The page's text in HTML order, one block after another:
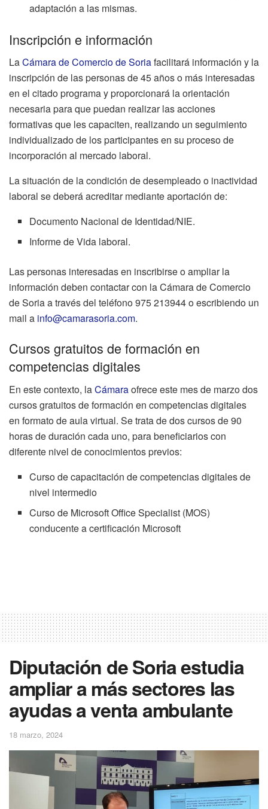
adaptación a las mismas.
Inscripción e información
LaCámara de Comercio de Soriafacilitará información y la
inscripción de las personas de 45 años o más interesadas
en el citado programa y proporcionará la orientación
necesaria para que puedan realizar las acciones
formativas que les capaciten, realizando un seguimiento
individualizado de los participantes en su proceso de
incorporación al mercado laboral.
La situación de la condición de desempleado o inactividad
laboral se deberá acreditar mediante aportación de:
Documento Nacional de Identidad/NIE.
Informe de Vida laboral.
Las personas interesadas en inscribirse o ampliar la
información deben contactar con la Cámara de Comercio
de Soria a través del teléfono 975 213944 o escribiendo un
mail a info@camarasoria.com.
Cursos gratuitos de formación en
competencias digitales
En este contexto, laCámaraofrece este mes de marzo dos
cursos gratuitos de formación en competencias digitales
en formato de aula virtual. Se trata de dos cursos de 90
horas de duración cada uno, para beneficiarios con
diferente nivel de conocimientos previos:
Curso de capacitación de competencias digitales de
nivel intermedio
Curso de Microsoft Office Specialist (MOS)
conducente a certificación Microsoft
Diputación de Soria estudia
ampliar a más sectores las
ayudas a venta ambulante
18 marzo, 2024